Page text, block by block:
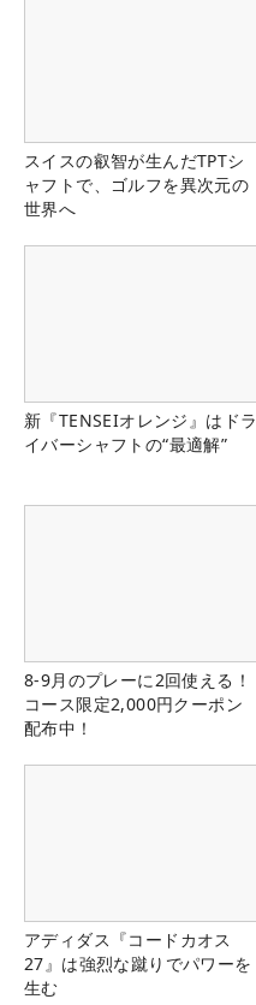
スイスの叡智が生んだTPTシ
ャフトで、ゴルフを異次元の
世界へ
新『TENSEIオレンジ』はドラ
イバーシャフトの“最適解”
8-9月のプレーに2回使える！
コース限定2,000円クーポン
配布中！
アディダス『コードカオス
27』は強烈な蹴りでパワーを
生む